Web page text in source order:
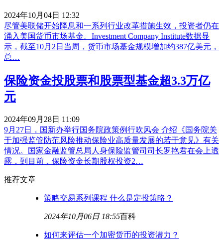
2024年10月04日 12:32
尽管美联储开始降息和一系列行业改革措施生效，投资者仍在
涌入美国货币市场基金。Investment Company Institute数据显
示，截至10月2日当周，货币市场基金规模增加约387亿美元，
总…
保险资金投股票和股票型基金超3.3万亿
元
2024年09月28日 11:09
9月27日，国新办举行国务院政策例行吹风会 介绍《国务院关
于加强监管防范风险推动保险业高质量发展的若干意见》有关
情况。国家金融监管总局人身保险监管司司长罗艳君在会上透
露，到目前，保险资金长期股权投资2…
推荐文章
策略交易系列课程 什么是定投策略？
2024年10月06日 18:55百科
如何来评估一个加密货币的投资潜力？